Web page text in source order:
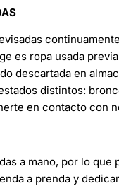
es ropa usada
descartada en
distintos:
en contacto con
a mano, por lo
a prenda y